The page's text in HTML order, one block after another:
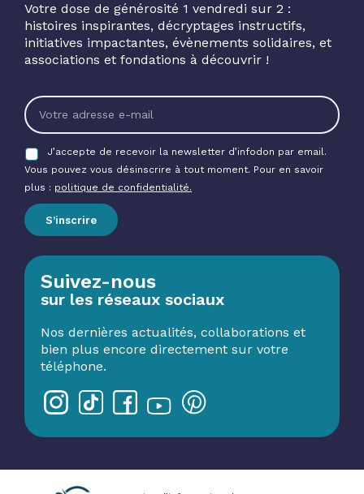
Votre dose de générosité 1 vendredi sur 2 :
histoires inspirantes, décryptages instructifs,
initiatives impactantes, évènements solidaires, et
associations et fondations à découvrir !
J’accepte de recevoir la newsletter d’infodon par email.
Vous pouvez vous désinscrire à tout moment. Pour en savoir
plus : politique de confidentialité.
S’inscrire
Suivez-nous
sur les réseaux sociaux
Nos dernières actualités, collaborations et
bien plus encore directement sur votre
téléphone.